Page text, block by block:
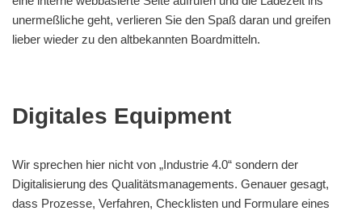
unermeßliche geht, verlieren Sie den Spaß daran und greifen
lieber wieder zu den altbekannten Boardmitteln.
Digitales Equipment
Wir sprechen hier nicht von „Industrie 4.0“ sondern der
Digitalisierung des Qualitätsmanagements. Genauer gesagt,
dass Prozesse, Verfahren, Checklisten und Formulare eines